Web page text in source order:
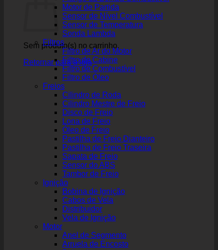
Sem produto(s) no carrinho.
Retornar para a loja
Motor de Partida
Sensor de Nível Combustível
Sensor de Temperatura
Sonda Lambda
Filtros
Filtro de Ar do Motor
Filtro de Cabine
Filtro de Combustível
Filtro de Óleo
Freios
Cilindro de Roda
Cilindro Mestre de Freio
Disco de Freio
Lona de Freio
Óleo de Freio
Pastilha de Freio Dianteiro
Pastilha de Freio Traseira
Sapata de Freio
Sensor do ABS
Tambor de Freio
Ignição
Bobina de Ignição
Cabos de Vela
Distribuidor
Vela de Ignição
Motor
Anel de Segmento
Arruela de Encosto